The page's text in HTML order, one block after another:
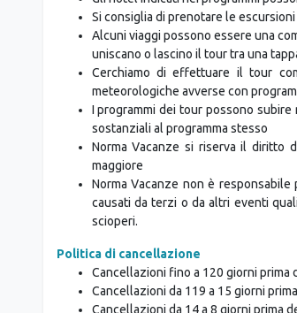
I tour sono garantiti con un numero
Gli hotel indicati nei programmi
Si consiglia di prenotare le
Alcuni viaggi possono essere una
uniscano o lascino il tour tra una
Cerchiamo di effettuare il tour
meteorologiche avverse con
I programmi dei tour possono
sostanziali al programma stesso
Norma Vacanze si riserva il diritto
maggiore
Norma Vacanze non è
causati da terzi o da altri eventi
scioperi.
Politica di cancellazione
Cancellazioni fino a 120 giorni prima